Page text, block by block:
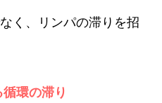
く、リンパの滞りを招
環の滞り